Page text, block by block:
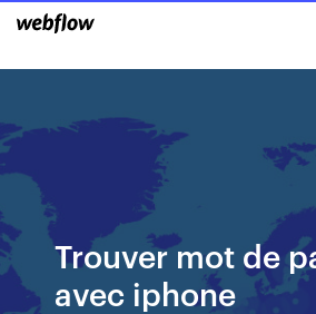
Trouver mot de
avec iphone